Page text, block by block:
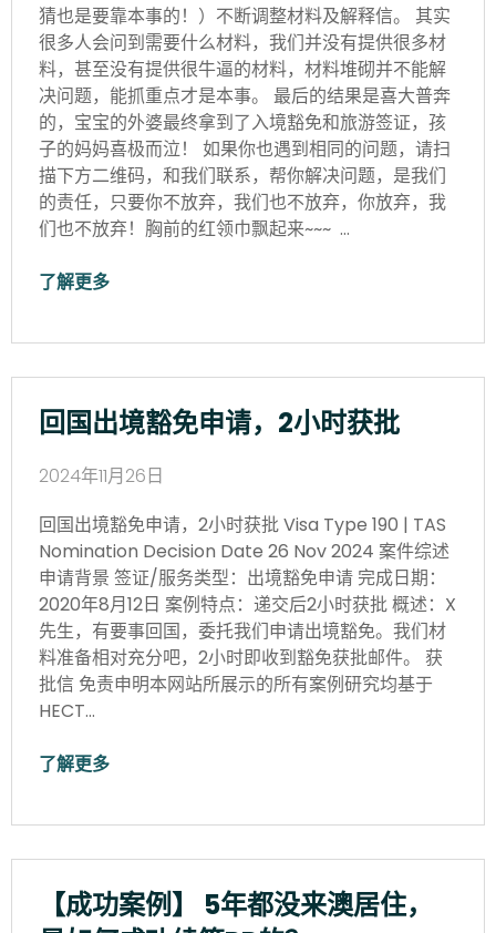
猜也是要靠本事的！）不断调整材料及解释信。 其实
很多人会问到需要什么材料，我们并没有提供很多材
料，甚至没有提供很牛逼的材料，材料堆砌并不能解
决问题，能抓重点才是本事。 最后的结果是喜大普奔
的，宝宝的外婆最终拿到了入境豁免和旅游签证，孩
子的妈妈喜极而泣！ 如果你也遇到相同的问题，请扫
描下方二维码，和我们联系，帮你解决问题，是我们
的责任，只要你不放弃，我们也不放弃，你放弃，我
们也不放弃！胸前的红领巾飘起来~~~ …
了解更多
回国出境豁免申请，2小时获批
2024年11月26日
回国出境豁免申请，2小时获批 Visa Type 190 | TAS
Nomination Decision Date 26 Nov 2024 案件综述
申请背景 签证/服务类型：出境豁免申请 完成日期：
2020年8月12日 案例特点：递交后2小时获批 概述：X
先生，有要事回国，委托我们申请出境豁免。我们材
料准备相对充分吧，2小时即收到豁免获批邮件。 获
批信 免责申明本网站所展示的所有案例研究均基于
HECT…
了解更多
【成功案例】 5年都没来澳居住，